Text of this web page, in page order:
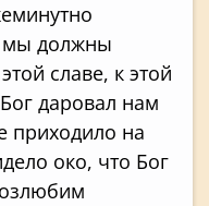
мы должны
славе, к этой
даровал нам
приходило на
око, что Бог